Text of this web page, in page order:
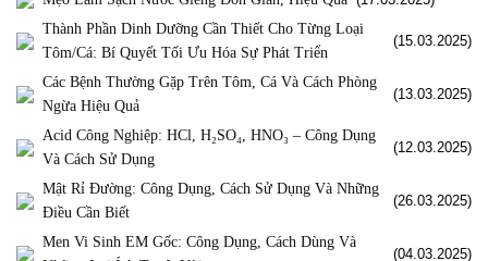
Thành Phần Dinh Dưỡng Cần Thiết Cho Từng Loại
Tôm/Cá: Bí Quyết Tối Ưu Hóa Sự Phát Triển
(15.03.2025)
Các Bệnh Thường Gặp Trên Tôm, Cá Và Cách Phòng
Ngừa Hiệu Quả
(13.03.2025)
Acid Công Nghiệp: HCl, H₂SO₄, HNO₃ – Công Dụng
Và Cách Sử Dụng
(12.03.2025)
Mật Rỉ Đường: Công Dụng, Cách Sử Dụng Và Những
Điều Cần Biết
(26.03.2025)
Men Vi Sinh EM Gốc: Công Dụng, Cách Dùng Và
(04.03.2025)